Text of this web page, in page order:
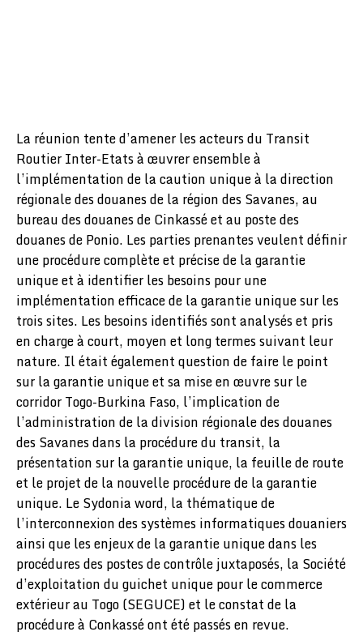
La réunion tente d’amener les acteurs du Transit
Routier Inter-Etats à œuvrer ensemble à
l’implémentation de la caution unique à la direction
régionale des douanes de la région des Savanes, au
bureau des douanes de Cinkassé et au poste des
douanes de Ponio. Les parties prenantes veulent définir
une procédure complète et précise de la garantie
unique et à identifier les besoins pour une
implémentation efficace de la garantie unique sur les
trois sites. Les besoins identifiés sont analysés et pris
en charge à court, moyen et long termes suivant leur
nature. Il était également question de faire le point
sur la garantie unique et sa mise en œuvre sur le
corridor Togo-Burkina Faso, l’implication de
l’administration de la division régionale des douanes
des Savanes dans la procédure du transit, la
présentation sur la garantie unique, la feuille de route
et le projet de la nouvelle procédure de la garantie
unique. Le Sydonia word, la thématique de
l’interconnexion des systèmes informatiques douaniers
ainsi que les enjeux de la garantie unique dans les
procédures des postes de contrôle juxtaposés, la Société
d’exploitation du guichet unique pour le commerce
extérieur au Togo (SEGUCE) et le constat de la
procédure à Conkassé ont été passés en revue.